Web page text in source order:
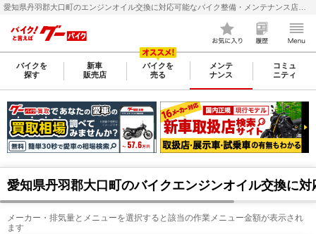
バイクを
探す
新車
販売店
バイクを
売る
メンテ
ナンス
コミュ
ニティ
愛知県丹羽郡大口町のバイクエンジンオイル交換に
メーカー・排気量とメニューを選択すると該当の作業メニュー金額が表示され
ます